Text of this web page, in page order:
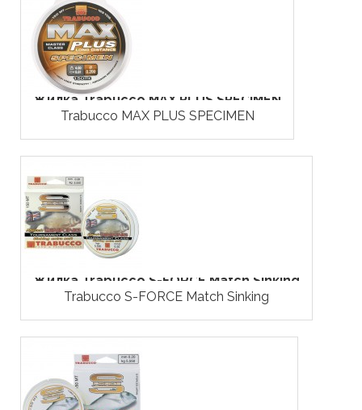
Жилка Trabucco MAX PLUS SPECIMEN
Trabucco MAX PLUS SPECIMEN
Жилка Trabucco S-FORCE Match Sinking
Trabucco S-FORCE Match Sinking